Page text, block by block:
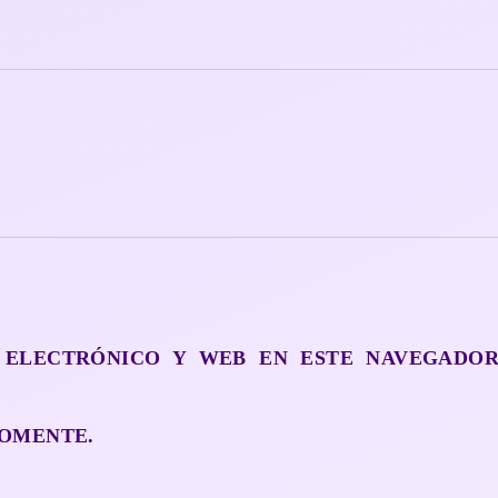
Y WEB EN ESTE